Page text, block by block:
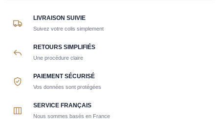
LIVRAISON SUIVIE
Suivez votre colis simplement
RETOURS SIMPLIFIÉS
Une procédure claire
PAIEMENT SÉCURISÉ
Vos données sont protégées
SERVICE FRANÇAIS
Nous sommes basés en France